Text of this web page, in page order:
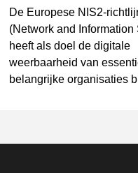
De Europese NIS2-
(Network and Information
heeft als doel de digitale
weerbaarheid van
belangrijke organisaties